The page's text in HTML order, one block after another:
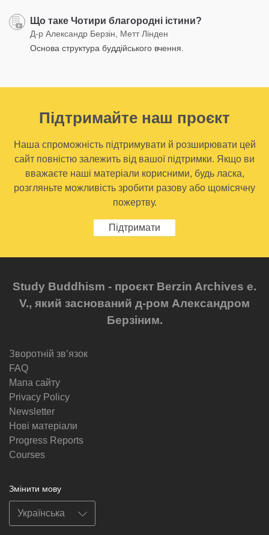
Що таке Чотири благородні істини?
Д-р Александр Берзін, Метт Лінден
Основа структура буддійського вчення.
Підтримайте наш проєкт
Наша спроможність підтримувати й розширювати цей
сайт повністю залежить від вашої підтримки. Якщо ви
вважаєте наші матеріали корисними, будь ласка,
розгляньте можливість зробити разову або щомісячну
пожертву.
Підтримати
Study Buddhism - проєкт Berzin Archives e.
V., який заснований д-ром Александром
Берзіним.
Зворотній звʼязок
FAQ
Мапа сайту
Privacy Policy
Newsletter
Нові матеріали
Progress Reports
Courses
Змінити мову